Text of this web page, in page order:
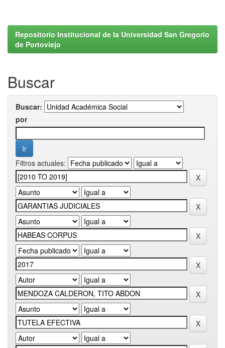
Repositorio Institucional de la Universidad San Gregorio
de Portoviejo
Buscar
Buscar:
por
Filtros actuales: